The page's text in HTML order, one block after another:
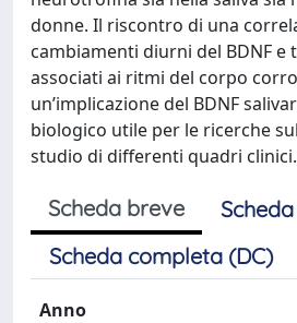
donne. Il riscontro di una
cambiamenti diurni del BDNF
associati ai ritmi del corpo
un’implicazione del BDNF
biologico utile per le ricerche
studio di differenti quadri clinici.
Scheda breve
Scheda completa (DC)
Anno